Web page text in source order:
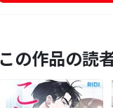
この作品の読